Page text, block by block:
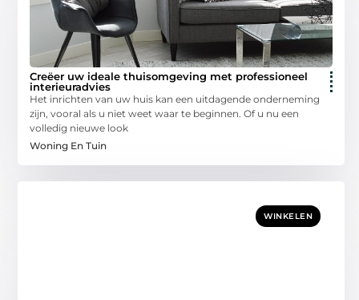
Creëer uw ideale thuisomgeving met professioneel
interieuradvies
Het inrichten van uw huis kan een uitdagende onderneming
zijn, vooral als u niet weet waar te beginnen. Of u nu een
volledig nieuwe look
Woning En Tuin
WINKELEN